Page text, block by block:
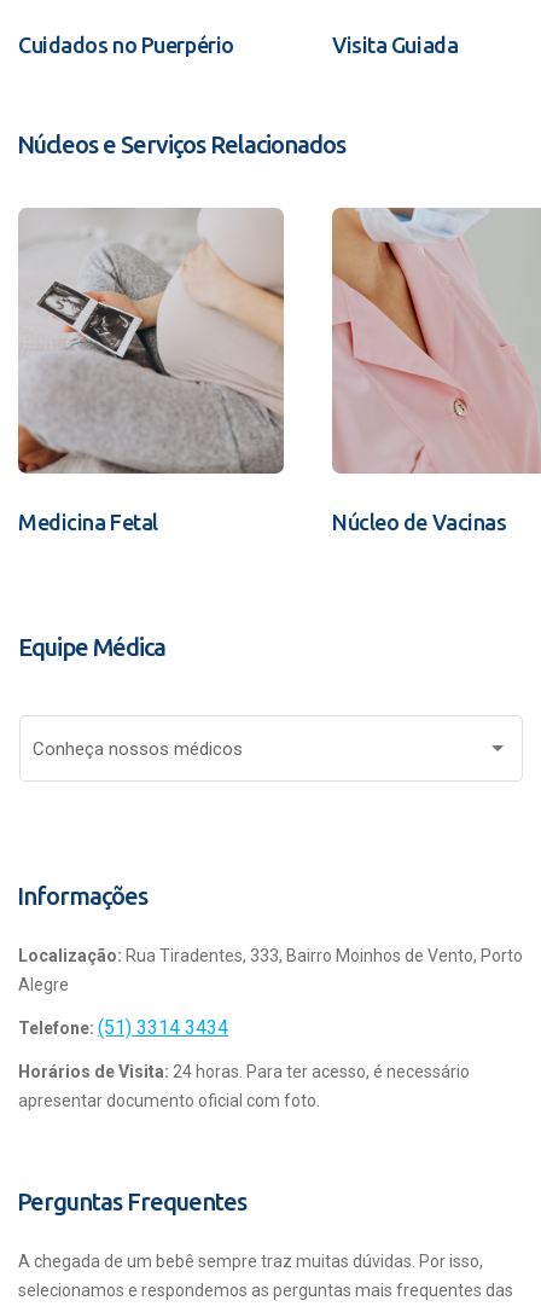
Cuidados no Puerpério Visita Guiada
Núcleos e Serviços Relacionados
Medicina Fetal Núcleo de Vacinas
Equipe Médica
Conheça nossos médicos
Informações
Localização: Rua Tiradentes, 333, Bairro Moinhos de Vento, Porto
Alegre
Telefone: (51) 3314 3434
Horários de Visita: 24 horas. Para ter acesso, é necessário
apresentar documento oficial com foto.
Perguntas Frequentes
A chegada de um bebê sempre traz muitas dúvidas. Por isso,
selecionamos e respondemos as perguntas mais frequentes das